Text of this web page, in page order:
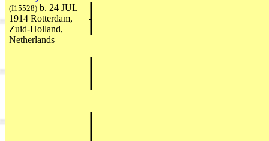
(I15528) b. 24 JUL
1914 Rotterdam,
Zuid-Holland,
Netherlands